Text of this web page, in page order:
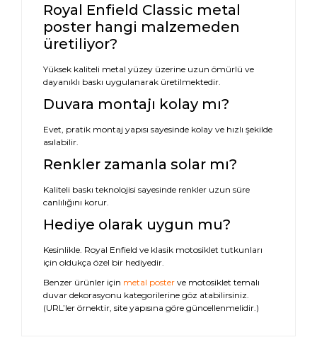
Royal Enfield Classic metal
poster hangi malzemeden
üretiliyor?
Yüksek kaliteli metal yüzey üzerine uzun ömürlü ve
dayanıklı baskı uygulanarak üretilmektedir.
Duvara montajı kolay mı?
Evet, pratik montaj yapısı sayesinde kolay ve hızlı şekilde
asılabilir.
Renkler zamanla solar mı?
Kaliteli baskı teknolojisi sayesinde renkler uzun süre
canlılığını korur.
Hediye olarak uygun mu?
Kesinlikle. Royal Enfield ve klasik motosiklet tutkunları
için oldukça özel bir hediyedir.
Benzer ürünler için metal poster ve motosiklet temalı
duvar dekorasyonu kategorilerine göz atabilirsiniz.
(URL’ler örnektir, site yapısına göre güncellenmelidir.)